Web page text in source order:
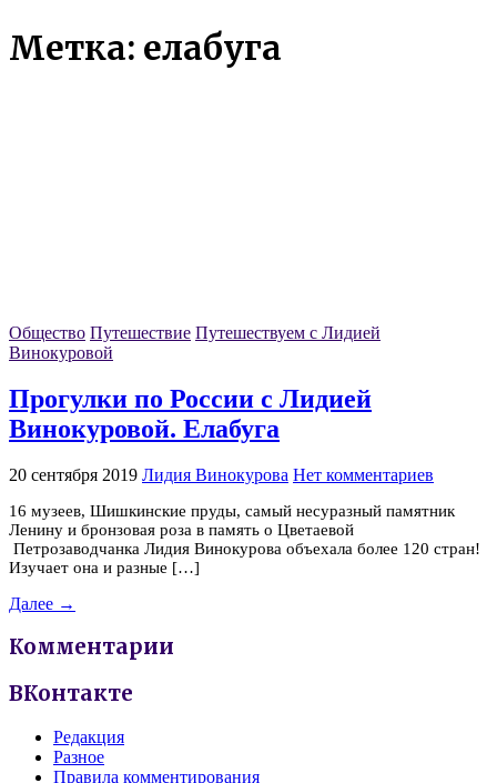
Метка: елабуга
Общество Путешествие Путешествуем с Лидией
Винокуровой
Прогулки по России с Лидией
Винокуровой. Елабуга
20 сентября 2019 Лидия Винокурова Нет комментариев
16 музеев, Шишкинские пруды, самый несуразный памятник
Ленину и бронзовая роза в память о Цветаевой
Петрозаводчанка Лидия Винокурова объехала более 120 стран!
Изучает она и разные […]
Далее →
Комментарии
ВКонтакте
Редакция
Разное
Правила комментирования